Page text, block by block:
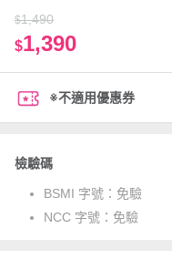
$1,490
$1,390
※不適用優惠券
檢驗碼
BSMI 字號： 免驗
NCC 字號： 免驗